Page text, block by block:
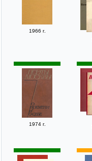
1966 г.
1974 г.